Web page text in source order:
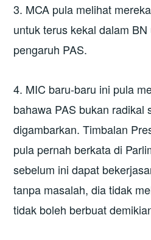
3. MCA pula melihat
untuk terus kekal dalam
pengaruh PAS.
4. MIC baru-baru ini pula
bahawa PAS bukan radikal
digambarkan. Timbalan
pula pernah berkata di
sebelum ini dapat
tanpa masalah, dia tidak
tidak boleh berbuat